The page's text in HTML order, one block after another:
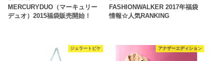
MERCURYDUO（マーキュリー
デュオ）2015福袋販売開始！
FASHIONWALKER 2017年福袋
情報☆人気RANKING
ジェラートピケ アナザーエディション